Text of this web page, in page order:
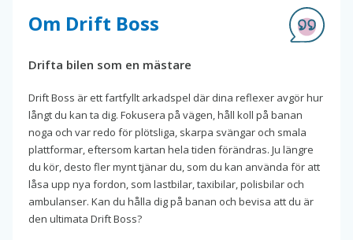
Om Drift Boss
Drifta bilen som en mästare
Drift Boss är ett fartfyllt arkadspel där dina reflexer avgör hur
långt du kan ta dig. Fokusera på vägen, håll koll på banan
noga och var redo för plötsliga, skarpa svängar och smala
plattformar, eftersom kartan hela tiden förändras. Ju längre
du kör, desto fler mynt tjänar du, som du kan använda för att
låsa upp nya fordon, som lastbilar, taxibilar, polisbilar och
ambulanser. Kan du hålla dig på banan och bevisa att du är
den ultimata Drift Boss?